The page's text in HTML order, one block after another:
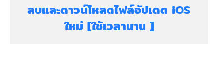
ลบและดาวน์โหลดไฟล์อัปเดต iOS
ใหม่ [ใช้เวลานาน ]